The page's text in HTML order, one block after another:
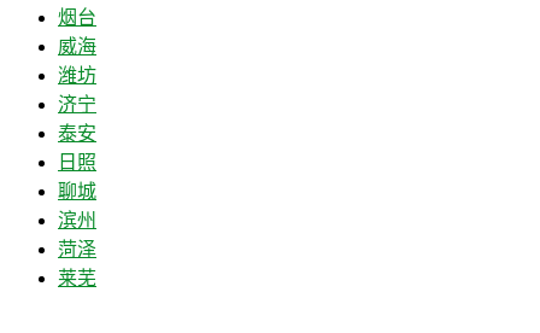
烟台
威海
潍坊
济宁
泰安
日照
聊城
滨州
菏泽
莱芜